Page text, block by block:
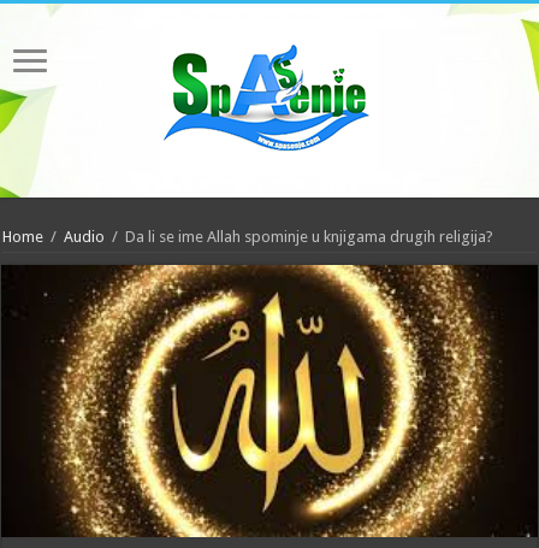
Home / Audio / Da li se ime Allah spominje u knjigama drugih religija?